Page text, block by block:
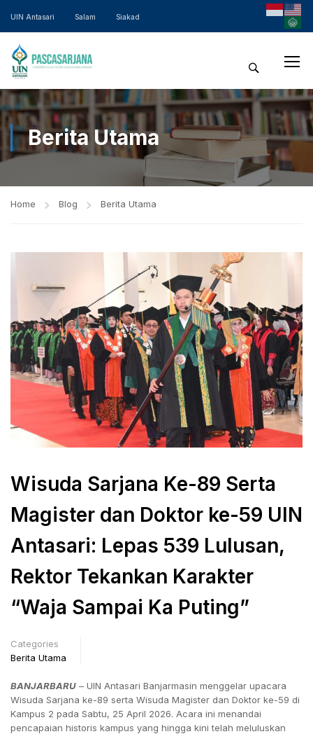
UIN Antasari Salam Siakad
Berita Utama
Home Blog Berita Utama
Wisuda Sarjana Ke-89 Serta
Magister dan Doktor ke-59 UIN
Antasari: Lepas 539 Lulusan,
Rektor Tekankan Karakter
“Waja Sampai Ka Puting”
Categories
Berita Utama
BANJARBARU – UIN Antasari Banjarmasin menggelar upacara
Wisuda Sarjana ke-89 serta Wisuda Magister dan Doktor ke-59 di
Kampus 2 pada Sabtu, 25 April 2026. Acara ini menandai
pencapaian historis kampus yang hingga kini telah meluluskan